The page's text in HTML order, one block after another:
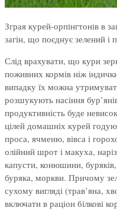
Зграя курей-орпінгтонів в
загін, що поєднує зелений і
Слід врахувати, що кури
поживних кормів ніж
випадку їх можна
розшукують насіння
продуктивність буде
цілей домашніх курей
проса, ячменю, вівса і
олійний шрот і макуха,
капусти, конюшини, буряків,
буряка, моркви. Причому
сухому вигляді (трав’яна,
включати в раціон білкові